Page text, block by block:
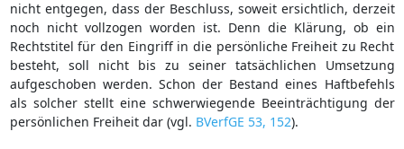
nicht entgegen, dass der Beschluss, soweit ersichtlich, derzeit
noch nicht vollzogen worden ist. Denn die Klärung, ob ein
Rechtstitel für den Eingriff in die persönliche Freiheit zu Recht
besteht, soll nicht bis zu seiner tatsächlichen Umsetzung
aufgeschoben werden. Schon der Bestand eines Haftbefehls
als solcher stellt eine schwerwiegende Beeinträchtigung der
persönlichen Freiheit dar (vgl. BVerfGE 53, 152).